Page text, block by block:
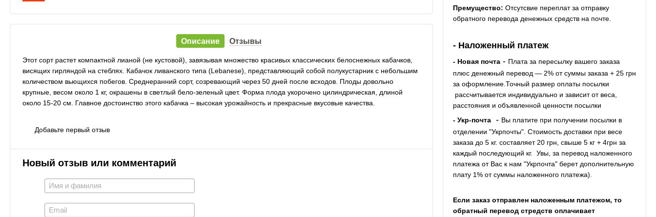
Описание Отзывы
Этот сорт растет компактной лианой (не кустовой), завязывая множество красивых классических белоснежных кабачков,
висящих гирляндой на стеблях. Кабачок ливанского типа (Lebanese), представляющий собой полукустарник с небольшим
количеством вьющихся побегов. Среднеранний сорт, созревающий через 50 дней после всходов. Плоды довольно
крупные, весом около 1 кг, окрашены в светлый бело-зеленый цвет. Форма плода укорочено цилиндрическая, длиной
около 15-20 см. Главное достоинство этого кабачка – высокая урожайность и прекрасные вкусовые качества.
Добавьте первый отзыв
Новый отзыв или комментарий
Премущество: Отсутсвие переплат за отправку
обратного перевода денежных средств на почте.
- Наложенный платеж
- Новая почта- Плата за пересылку вашего заказа
плюс денежный перевод — 2% от суммы заказа + 25 грн
за оформление.Точный размер оплаты посылки
рассчитывается индивидуально и зависит от веса,
расстояния и объявленной ценности посылки
- Укр-почта- Вы платите при получении посылки в
отделении "Укрпочты". Стоимость доставки при весе
заказа до 5 кг. составляет 20 грн, свыше 5 кг + 4грн за
каждый последующий кг. Увы, за перевод наложенного
платежа от Вас к нам "Укрпочта" берет дополнительную
плату 1% от суммы наложенного платежа).
Если заказ отправлен наложенным платежом, то
обратный перевод стредств оплачивает